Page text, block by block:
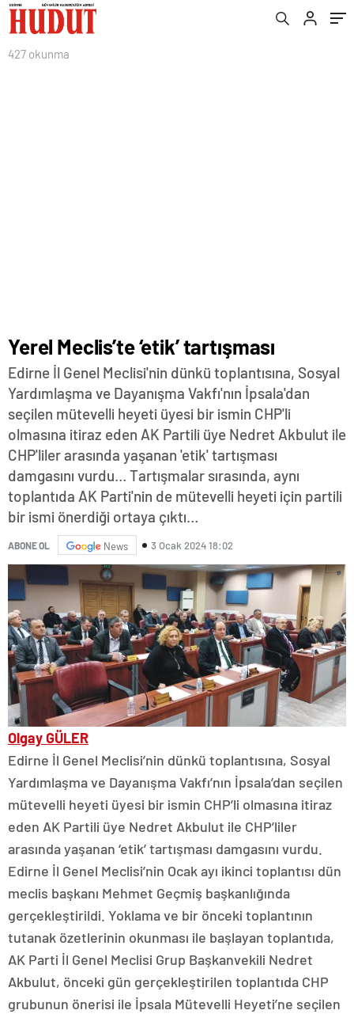
427 okunma
Yerel Meclis’te ‘etik’ tartışması
Edirne İl Genel Meclisi'nin dünkü toplantısına, Sosyal
Yardımlaşma ve Dayanışma Vakfı'nın İpsala'dan
seçilen mütevelli heyeti üyesi bir ismin CHP'li
olmasına itiraz eden AK Partili üye Nedret Akbulut ile
CHP'liler arasında yaşanan 'etik' tartışması
damgasını vurdu… Tartışmalar sırasında, aynı
toplantıda AK Parti'nin de mütevelli heyeti için partili
bir ismi önerdiği ortaya çıktı…
ABONE OL News 3 Ocak 2024 18:02
Olgay GÜLER
Edirne İl Genel Meclisi’nin dünkü toplantısına, Sosyal
Yardımlaşma ve Dayanışma Vakfı’nın İpsala’dan seçilen
mütevelli heyeti üyesi bir ismin CHP’li olmasına itiraz
eden AK Partili üye Nedret Akbulut ile CHP’liler
arasında yaşanan ‘etik’ tartışması damgasını vurdu.
Edirne İl Genel Meclisi’nin Ocak ayı ikinci toplantısı dün
meclis başkanı Mehmet Geçmiş başkanlığında
gerçekleştirildi. Yoklama ve bir önceki toplantının
tutanak özetlerinin okunması ile başlayan toplantıda,
AK Parti İl Genel Meclisi Grup Başkanvekili Nedret
Akbulut, önceki gün gerçekleştirilen toplantıda CHP
grubunun önerisi ile İpsala Mütevelli Heyeti’ne seçilen